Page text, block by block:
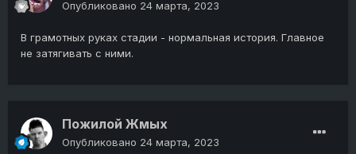
Опубликовано 24 марта, 2023
В грамотных руках стадии - нормальная история. Главное
не затягивать с ними.
Пожилой Жмых
Опубликовано 24 марта, 2023